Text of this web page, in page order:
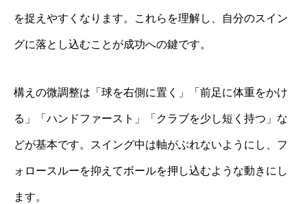
を捉えやすくなります。これらを理解し、自分のスイン
グに落とし込むことが成功への鍵です。
構えの微調整は「球を右側に置く」「前足に体重をかけ
る」「ハンドファースト」「クラブを少し短く持つ」な
どが基本です。スイング中は軸がぶれないようにし、フ
ォロースルーを抑えてボールを押し込むような動きにし
ます。